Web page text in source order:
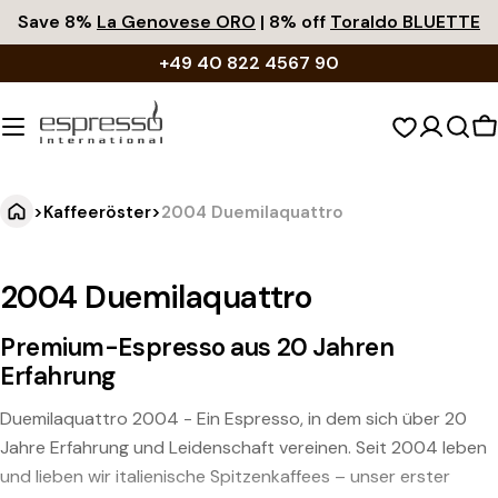
Zum
Inhalt
Save 8% La Genovese ORO | 8% off Toraldo BLUETTE
+49 40 822 4567 90
>Kaffeeröster>2004 Duemilaquattro
2004 Duemilaquattro
Premium-Espresso aus 20 Jahren
Erfahrung
Duemilaquattro 2004 - Ein Espresso, in dem sich über 20
Jahre Erfahrung und Leidenschaft vereinen. Seit 2004 leben
und lieben wir italienische Spitzenkaffees – unser erster